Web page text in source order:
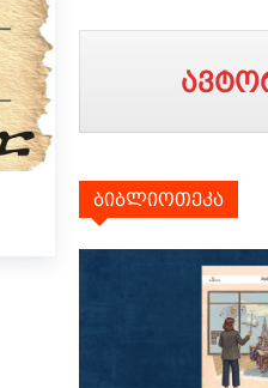
ბიბლიოთეკა